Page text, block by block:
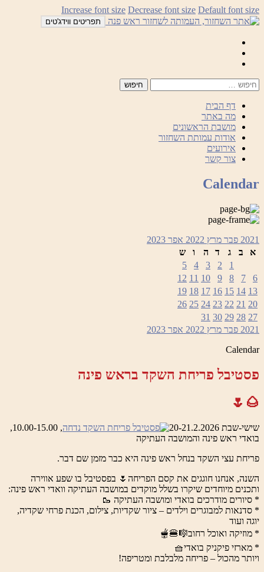
לדלג
לתוכן
Increase font size Decrease font size Default font size
תפריטים ווידג'טים
דף הבית
מה באתר
מושבת הראשונים
אודות עמותת השחזור
אירועים
צור קשר
Calendar
2021 פבר מרץ 2022 אפר 2023
א
ב ג ד ה ו
ש
1
2
3
4
5
6
7
8
9
10
11
12
13
14
15
16
17
18
19
20
21
22
23
24
25
26
27
28
29
30
31
2021 פבר מרץ 2022 אפר 2023
Calendar
פסטיבל פריחת השקד בראש פינה
🌰🌷
שישי-שבת 20-21.2.2026
, 10.00-15.00,
בואדי ראש פינה והמושבה העתיקה
פריחת עצי השקד בנחל ראש פינה היא כבר מזמן שם דבר.
השנה, אנחנו חוגגים את קסם הפריחה🌷 בפסטיבל בו שפע אווירה
ותכנים מיוחדים שיקרו בשלל מוקדים במושבה העתיקה וואדי ראש פינה:
* סיורים מודרכים בואדי ומושבה העתיקה 🥾
* סדנאות למבוגרים וילדים – ציור שקדיות, צילום, הכנת פרחי שקדיה,
יוגה ועוד
* מוזיקה ואוכל רחוב🎼🍔🫕
* מארזי פיקניק בואדי🧺
ויותר מהכול – פריחה מלבלבת ומטריפה!